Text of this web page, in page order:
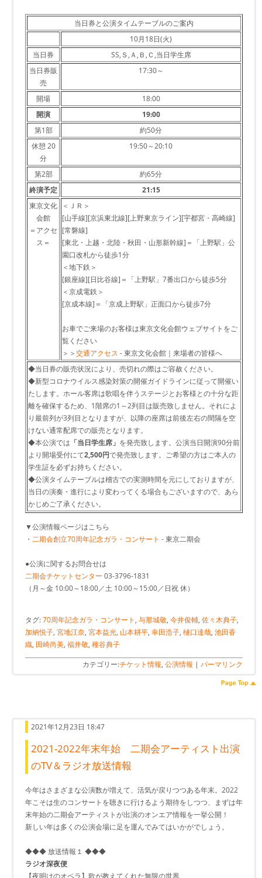
当日券と公演タイムテーブルのご案内
10月18日(火)
当日券
SS,Ｓ,Ａ,Ｂ,Ｃ,当日学生席
当日券販
売
17:30～
開場
18:00
開演
19:00
第1部
約50分
休憩 20
分
19:50～20:10
第2部
約65分
終演予定
21:15
東京文化
会館
＝アクセ
ス＝
＜ＪＲ＞
[山手線][京浜東北線][上野東京ライン][宇都宮・高崎線]
[常磐線]
[東北・上越・北陸・秋田・山形新幹線]＝「上野駅」公
園口改札から徒歩1分
＜地下鉄＞
[銀座線][日比谷線]＝「上野駅」7番出口から徒歩5分
＜京成電鉄＞
[京成本線]＝「京成上野駅」正面口から徒歩7分
お車でご来場のお客様は東京文化会館ウェブサイトをご
覧ください
＞＞交通アクセス - 東京文化会館｜来場者の皆様へ
◆当日券の販売状況により、売切れの際はご容赦ください。
◆新型コロナウイルス感染対策の開催ガイドラインに従って開催い
たします。ホール客席は歌唱を伴うステージとお客様との十分な距
離を確保するため、1階席の1～2列目は販売致しません。それによ
り最前列が3列目となりますが、以降の座席は前後左右の間隔を空
けない通常配席での販売となります。
◆本公演では 「当日学生席」 を発売致します。公演当日開演90分前
より開場受付にて2,500円で発売致します。ご希望の方はご本人の
学生証を必ずお持ちください。
◆公演タイムテーブルは稽古での実測時間を元にしておりますが、
当日の演奏・進行により変わってくる場合もございますので、あら
かじめご了承ください。
▼公演情報ページはこちら
・ 二期会創立70周年記念ガラ・コンサート - 東京二期会
●公演に関するお問合せは
二期会チケットセンター 03-3796-1831
（月～金 10:00～18:00／土 10:00～15:00／日祝 休）
タグ:70周年記念ガラ・コンサート , 与那城敬, 今井俊輔, 佐々木典子,
加納悦子, 宮地江奈, 宮本益光, 山本耕平, 幸田浩子, 樋口達哉, 池田香
織, 田崎尚美, 福井敬, 種谷典子
カテゴリー:チケット情報, 公演情報 | パーマリンク
2021年12月23日 18:47
2021-2022年末年始 二期会アーティスト出演
のTV＆ラジオ放送情報
今年はさまざまな公演数が増えて、活気が戻りつつある年末。2022
年こそは生のコンサートを聴きに行けるよう期待をしつつ、まずは年
末年始の二期会アーティストが出演のオンエア情報を一挙公開！
新しい年は多くの公演会場に足を運んでみてはいかがでしょう。
◆◆◆ 放送情報１ ◆◆◆
ラジオ深夜便